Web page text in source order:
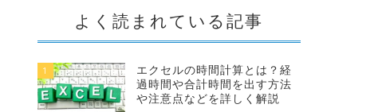
することは可能？スペシャリストと
の違いは？
2024年8月16日
よく読まれている記事
1
エクセルの時間計算とは？経
過時間や合計時間を出す方法
や注意点などを詳しく解説